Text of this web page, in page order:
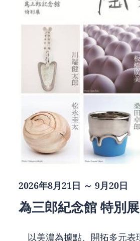
2026年8月21日 ～ 9月20日
為三郎紀念館 特別展
以美濃為據點、開拓多元表